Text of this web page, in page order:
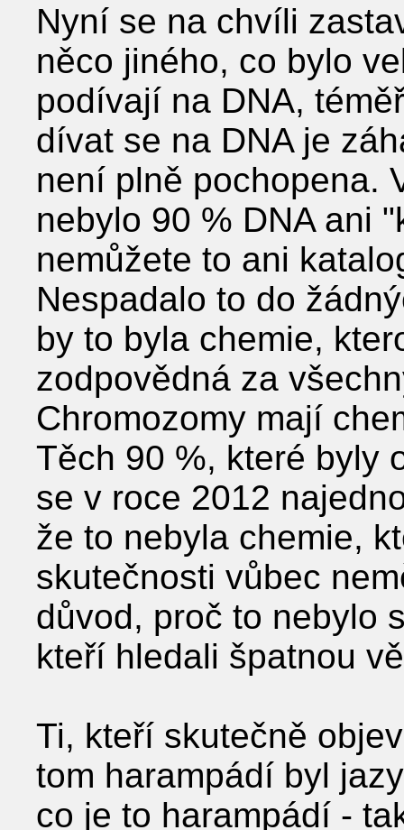
Nyní se na chvíli
něco jiného, co bylo
podívají na DNA,
dívat se na DNA je
není plně pochopena.
nebylo 90 % DNA ani
nemůžete to ani
Nespadalo to do
by to byla chemie,
zodpovědná za
Chromozomy mají
Těch 90 %, které byly
se v roce 2012
že to nebyla chemie,
skutečnosti vůbec
důvod, proč to nebylo
kteří hledali špatnou
Ti, kteří skutečně
tom harampádí byl
co je to harampádí -